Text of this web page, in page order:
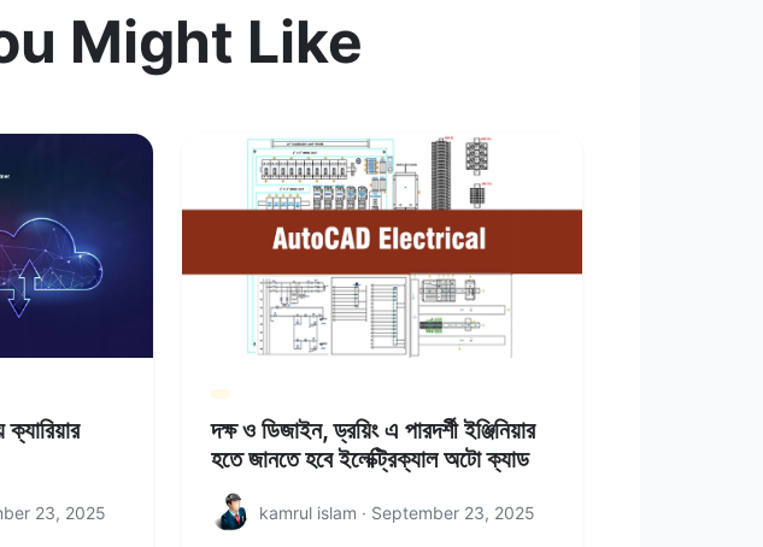
Might Like
23, 2025
দক্ষ ও ডিজাইন, ড্রয়িং এ পারদর্শী ইঞ্জিনিয়ার
হতে জানতে হবে ইলেক্ট্রিক্যাল অটো ক্যাড
kamrul islam · September 23, 2025